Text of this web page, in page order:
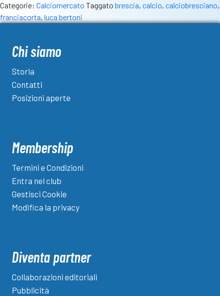
Categorie: Calciomercato Taggato brescia, calcio, calciobresciano,
franciacorta, luca bertoni
Chi siamo
Storia
Contatti
Posizioni aperte
Membership
Termini e Condizioni
Entra nel club
Gestisci Cookie
Modifica la privacy
Diventa partner
Collaborazioni editoriali
Pubblicità